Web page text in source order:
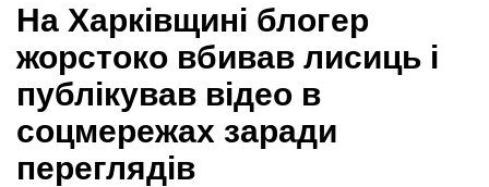
На Харківщині блогер
жорстоко вбивав лисиць і
публікував відео в
соцмережах заради
переглядів